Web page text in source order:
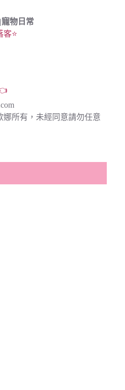
物日常
客⭐
娜所有，未經同意請勿任意